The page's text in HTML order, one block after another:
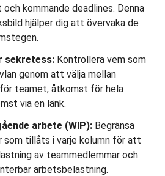
kommande deadlines. Denna
hjälper dig att övervaka de
sekretess: Kontrollera vem som
genom att välja mellan
teamet, åtkomst för hela
via en länk.
arbete (WIP): Begränsa
tillåts i varje kolumn för att
av teammedlemmar och
arbetsbelastning.